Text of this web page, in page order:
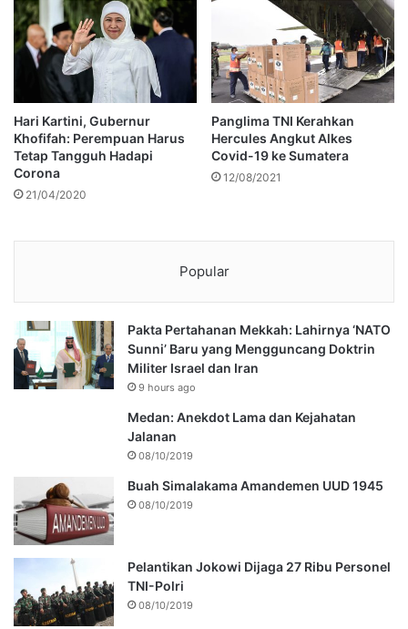
Hari Kartini, Gubernur
Khofifah: Perempuan Harus
Tetap Tangguh Hadapi
Corona
21/04/2020
Panglima TNI Kerahkan
Hercules Angkut Alkes
Covid-19 ke Sumatera
12/08/2021
Popular
Pakta Pertahanan Mekkah: Lahirnya ‘NATO
Sunni’ Baru yang Mengguncang Doktrin
Militer Israel dan Iran
9 hours ago
Medan: Anekdot Lama dan Kejahatan
Jalanan
08/10/2019
Buah Simalakama Amandemen UUD 1945
08/10/2019
Pelantikan Jokowi Dijaga 27 Ribu Personel
TNI-Polri
08/10/2019